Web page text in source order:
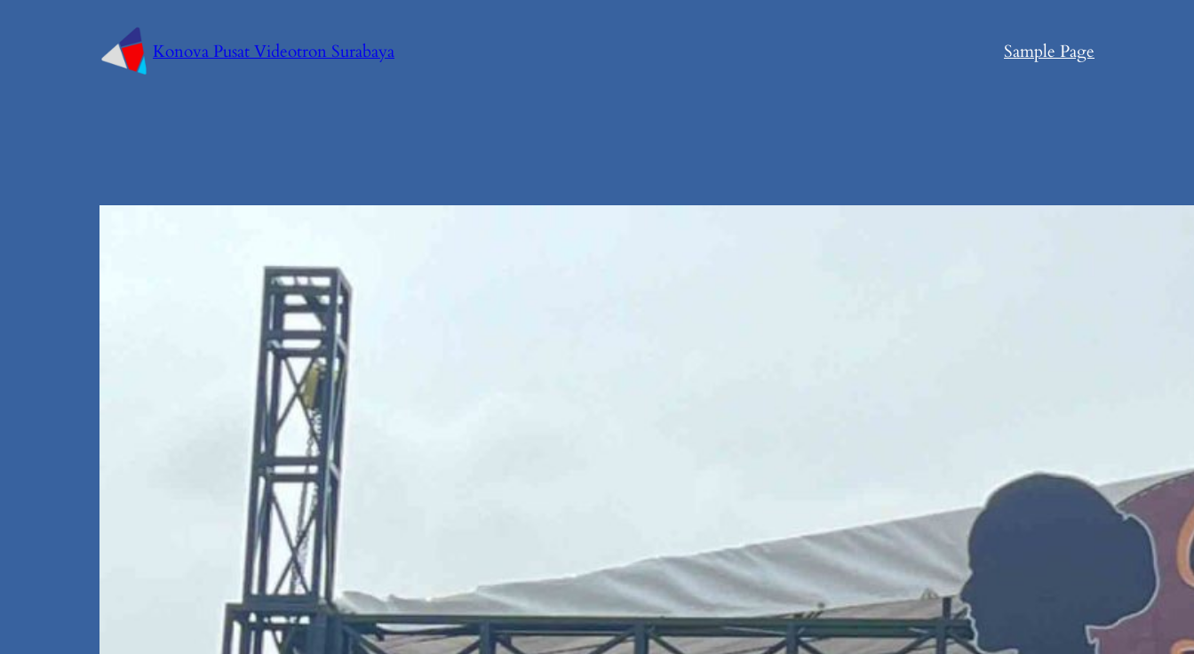
Konova Pusat Videotron Surabaya Sample Page